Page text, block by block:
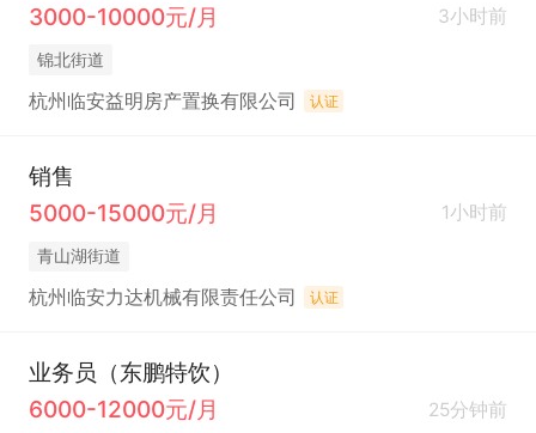
3000-10000元/月
3小时前
锦北街道
杭州临安益明房产置换有限公司 认证
销售
5000-15000元/月
1小时前
青山湖街道
杭州临安力达机械有限责任公司 认证
业务员（东鹏特饮）
6000-12000元/月
25分钟前